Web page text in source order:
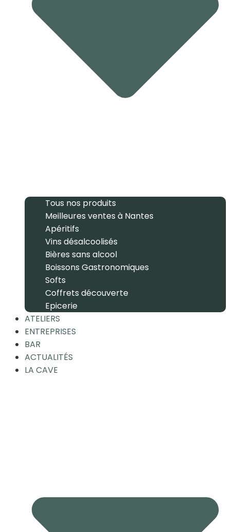
Tous nos produits
Meilleures ventes à Nantes
Apéritifs
Vins désalcoolisés
Bières sans alcool
Boissons Gastronomiques
Softs
Coffrets découverte
Epicerie
ATELIERS
ENTREPRISES
BAR
ACTUALITÉS
LA CAVE